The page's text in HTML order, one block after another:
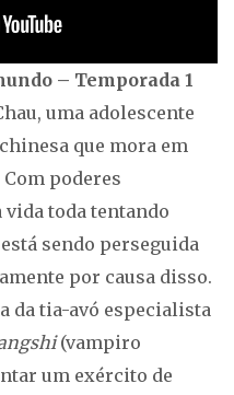
– Temporada 1
uma adolescente
que mora em
poderes
vida toda tentando
sendo perseguida
por causa disso.
da tia-avó especialista
(vampiro
um exército de